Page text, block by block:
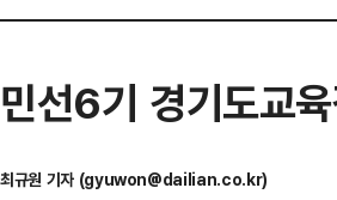
민선6기 경기도교
최규원 기자 (gyuwon@dailian.co.kr)